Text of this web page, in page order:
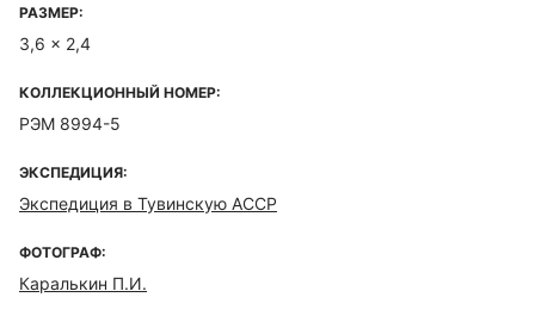
РАЗМЕР:
3,6 x 2,4
КОЛЛЕКЦИОННЫЙ НОМЕР:
РЭМ 8994-5
ЭКСПЕДИЦИЯ:
Экспедиция в Тувинскую АССР
ФОТОГРАФ:
Каралькин П.И.